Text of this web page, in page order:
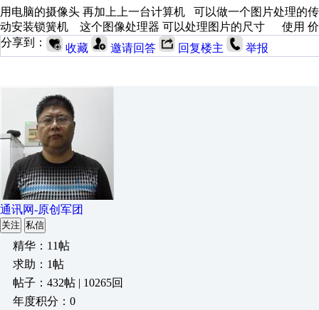
用电脑的摄像头 再加上上一台计算机 可以做一个图片处理的
动安装锁簧机 这个图像处理器 可以处理图片的尺寸 使用
分享到：
收藏 邀请回答 回复楼主 举报
通讯网-原创军团
关注 私信
精华：11帖
求助：1帖
帖子：432帖 | 10265回
年度积分：0